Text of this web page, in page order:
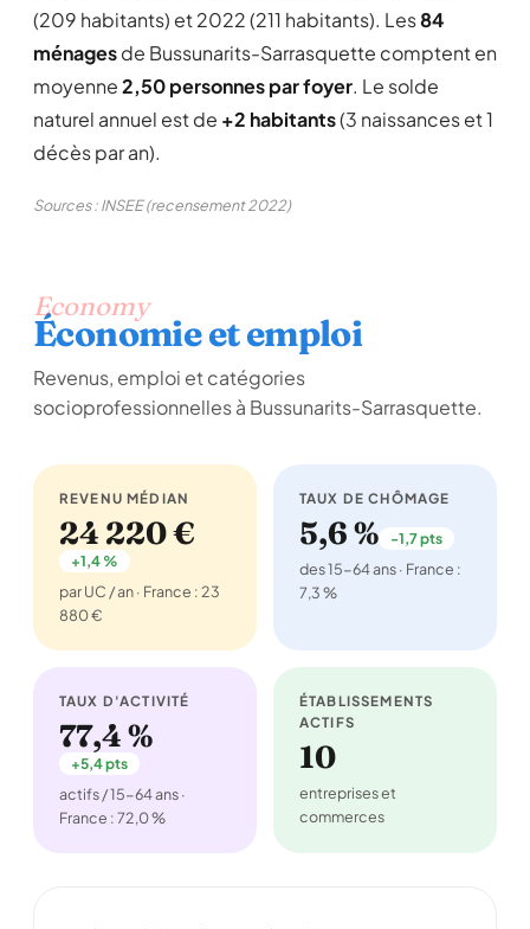
(209 habitants) et 2022 (211 habitants). Les84
ménagesde Bussunarits-Sarrasquette comptent en
moyenne2,50 personnes par foyer. Le solde
naturel annuel est de +2 habitants(3 naissances et 1
décès par an).
Sources : INSEE (recensement 2022)
Economy
Économie et emploi
Revenus, emploi et catégories
socioprofessionnelles à Bussunarits-Sarrasquette.
REVENU MÉDIAN
24 220 €
+1,4 %
par UC / an · France : 23
880 €
TAUX DE CHÔMAGE
5,6 % -1,7 pts
des 15-64 ans · France :
7,3 %
TAUX D'ACTIVITÉ
77,4 %
+5,4 pts
actifs / 15-64 ans ·
France : 72,0 %
ÉTABLISSEMENTS
ACTIFS
10
entreprises et
commerces